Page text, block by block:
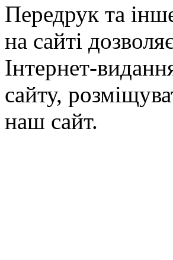
Передрук та
на сайті
Інтернет-
сайту,
наш сайт.